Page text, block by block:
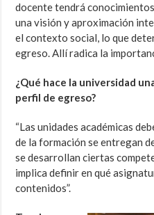
docente tendrá
una visión y aproximación
el contexto social, lo que
egreso. Allí radica la
¿Qué hace la universidad
perfil de egreso?
“Las unidades académicas
de la formación se entregan
se desarrollan ciertas
implica definir en qué
contenidos”.